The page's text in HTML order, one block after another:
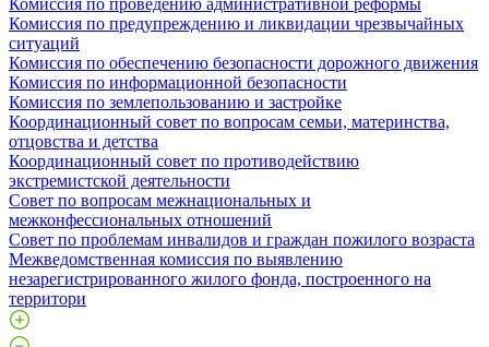
Комиссия по предупреждению и ликвидации чрезвычайных
ситуаций
Комиссия по обеспечению безопасности дорожного движения
Комиссия по информационной безопасности
Комиссия по землепользованию и застройке
Координационный совет по вопросам семьи, материнства,
отцовства и детства
Координационный совет по противодействию
экстремистской деятельности
Совет по вопросам межнациональных и
межконфессиональных отношений
Совет по проблемам инвалидов и граждан пожилого возраста
Межведомственная комиссия по выявлению
незарегистрированного жилого фонда, построенного на
территори